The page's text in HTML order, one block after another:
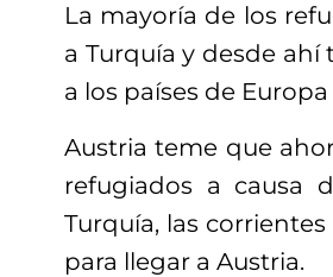
La mayoría de los
a Turquía y desde
a los países de
Austria teme que
refugiados a causa
Turquía, las
para llegar a Austria.